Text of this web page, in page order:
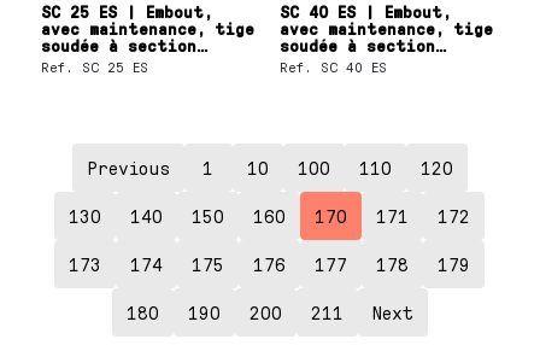
SC 25 ES | Embout,
avec maintenance, tige
soudée à section
cylindrique SKF
Ref. SC 25 ES
SC 40 ES | Embout,
avec maintenance, tige
soudée à section
cylindrique SKF
Ref. SC 40 ES
Previous 1 10 100 110 120
130 140 150 160 170 171 172
173 174 175 176 177 178 179
180 190 200 211 Next